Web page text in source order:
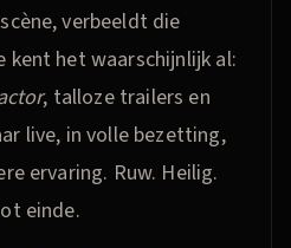
verbeeldt die
kent het waarschijnlijk al:
, talloze trailers en
live, in volle bezetting,
ervaring. Ruw. Heilig.
einde.